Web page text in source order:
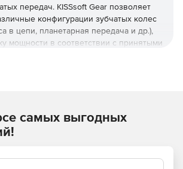
передач. KISSsoft Gear позволяет
конфигурации зубчатых колес
в цепи, планетарная передача и др.),
мощности в соответствии с принятыми
зубчатые колеса
стандартов программа
и безопасно выполнять оценку
устойчивости ножек зубьев
самых выгодных